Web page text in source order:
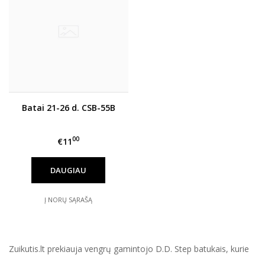
Batai 21-26 d. CSB-55B
€1100
DAUGIAU
Į NORŲ SĄRAŠĄ
Zuikutis.lt prekiauja vengrų gamintojo D.D. Step batukais, kurie